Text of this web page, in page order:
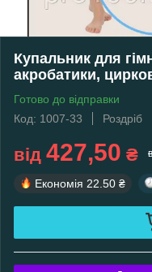
Купальник для
акробатики,
Готово до відправки
Код: 1007-33
Роздріб
від 427,50 ₴
Економія 22.50 ₴